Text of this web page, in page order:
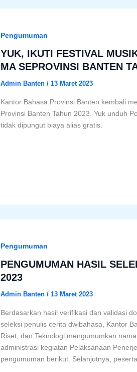
Pengumuman
YUK, IKUTI FESTIVAL
MA SEPROVINSI BANTEN
Admin Banten / 13 Maret 2023
Kantor Bahasa Provinsi Banten kembali
Provinsi Banten Tahun 2023. Yuk unduh
tidak dipungut biaya alias gratis.
Pengumuman
PENGUMUMAN HASIL
2023
Admin Banten / 13 Maret 2023
Berdasarkan hasil verifikasi dan validasi
seleksi penulis cerita dwibahasa, Kantor
Riset, dan Teknologi mengumumkan
administrasi kegiatan Pelaksanaan
pengumuman berikut. Selanjutnya,